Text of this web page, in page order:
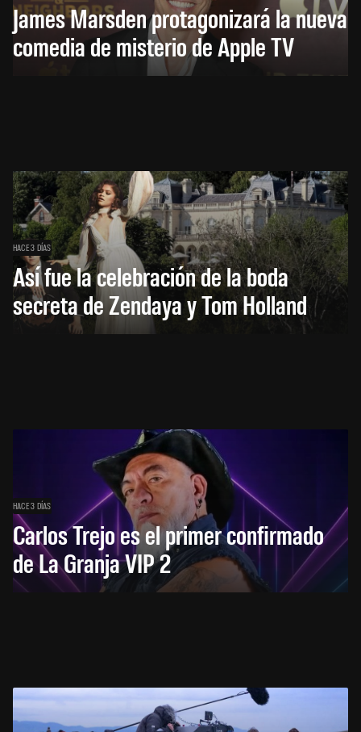
James Marsden protagonizará la nueva
comedia de misterio de Apple TV
HACE 3 DÍAS
Así fue la celebración de la boda
secreta de Zendaya y Tom Holland
HACE 3 DÍAS
Carlos Trejo es el primer confirmado
de La Granja VIP 2